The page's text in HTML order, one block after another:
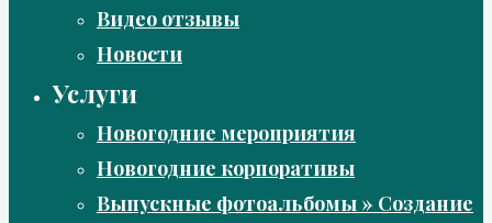
Видео отзывы
Новости
Услуги
Новогодние мероприятия
Новогодние корпоративы
Выпускные фотоальбомы » Создание